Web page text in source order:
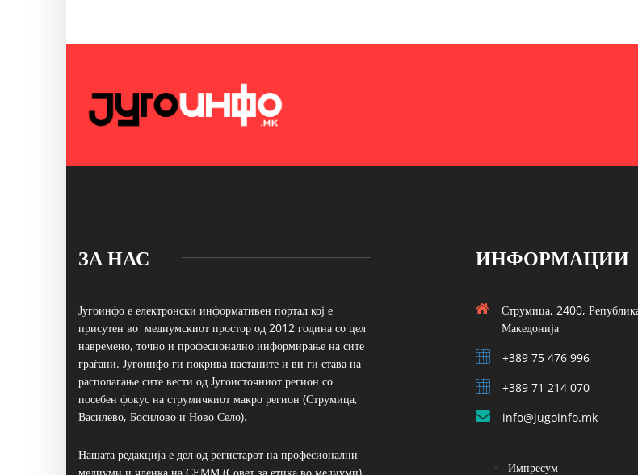
ЗА НАС
Југоинфо е електронски информативен портал кој е
присутен во медиумскиот простор од 2012 година со цел
навремено, точно и професионално информирање на сите
граѓани. Југоинфо ги покрива настаните и ви ги става на
располагање сите вести од Југоисточниот регион со
посебен фокус на струмичкиот макро регион (Струмица,
Василево, Босилово и Ново Село).
Нашата редакција е дел од регистарот на професионални
ИНФОРМАЦИИ
Струмица, 2400,
Македонија
+389 75 476 996
+389 71 214 070
info@jugoinfo.mk
Импресум